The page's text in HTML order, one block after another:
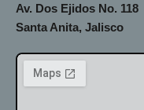
Av. Dos Ejidos No. 118
Santa Anita, Jalisco